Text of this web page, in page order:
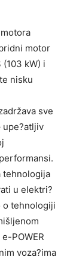
motor
kW) i
nisku
sve
upe?atljiv
tehnologija
u elektri?
o tehnologiji
POWER
voza?ima